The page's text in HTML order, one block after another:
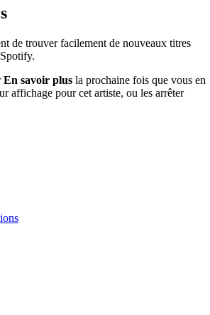
de trouver facilement de nouveaux titres
En savoir plus la prochaine fois que vous en
affichage pour cet artiste, ou les arrêter